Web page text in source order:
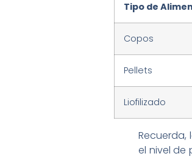
Tipo de
Copos
Pellets
Liofilizado
Recuerda,
el nivel de